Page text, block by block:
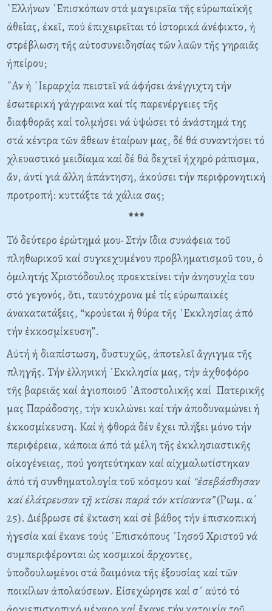
῾Ελλήνων ᾿Επισκόπων στά μαγειρεῖα τῆς εὐρωπαϊκῆς
ἀθεΐας, ἐκεῖ, πού ἐπιχειρεῖται τό ἱστορικά ἀνέφικτο, ἡ
στρέβλωση τῆς αὐτοσυνειδησίας τῶν λαῶν τῆς γηραιᾶς
ἠπείρου;
῎Αν ἡ ῾Ιεραρχία πειστεῖ νά ἀφήσει ἀνέγγιχτη τήν
ἐσωτερική γάγγραινα καί τίς παρενέργειες τῆς
διαφθορᾶς καί τολμήσει νά ὑψώσει τό ἀνάστημά της
στά κέντρα τῶν ἄθεων ἑταίρων μας, δέ θά συναντήσει τό
χλευαστικό μειδίαμα καί δέ θά δεχτεῖ ἠχηρό ράπισμα,
ἄν, ἀντί γιά ἄλλη ἀπάντηση, ἀκούσει τήν περιφρονητική
προτροπή: κυττάξτε τά χάλια σας;
***
Τό δεύτερο ἐρώτημά μου· Στήν ἴδια συνάφεια τοῦ
πληθωρικοῦ καί συγκεχυμένου προβληματισμοῦ του, ὁ
ὁμιλητής Χριστόδουλος προεκτείνει τήν ἀνησυχία του
στό γεγονός, ὅτι, ταυτόχρονα μέ τίς εὐρωπαϊκές
ἀνακατατάξεις, “κρούεται ἡ θύρα τῆς ᾿Εκκλησίας ἀπό
τήν ἐκκοσμίκευση”.
Αὐτή ἡ διαπίστωση, δυστυχῶς, ἀποτελεῖ ἄγγιγμα τῆς
πληγῆς. Τήν ἑλληνική ᾿Εκκλησία μας, τήν ἀχθοφόρο
τῆς βαρειᾶς καί ἁγιοποιοῦ ᾿Αποστολικῆς καί Πατερικῆς
μας Παράδοσης, τήν κυκλώνει καί τήν ἀποδυναμώνει ἡ
ἐκκοσμίκευση. Καί ἡ φθορά δέν ἔχει πλήξει μόνο τήν
περιφέρεια, κάποια ἀπό τά μέλη τῆς ἐκκλησιαστικῆς
οἰκογένειας, πού γοητεύτηκαν καί αἰχμαλωτίστηκαν
ἀπό τή συνθηματολογία τοῦ κόσμου καί “ἐσεβάσθησαν
καί ἐλάτρευσαν τῇ κτίσει παρά τόν κτίσαντα”(Ρωμ. α΄
25). Διέβρωσε σέ ἔκταση καί σέ βάθος τήν ἐπισκοπική
ἡγεσία καί ἔκανε τούς ᾿Επισκόπους ᾿Ιησοῦ Χριστοῦ νά
συμπεριφέρονται ὡς κοσμικοί ἄρχοντες,
ὑποδουλωμένοι στά δαιμόνια τῆς ἐξουσίας καί τῶν
ποικίλων ἀπολαύσεων. Εἰσεχώρησε καί σ᾿ αὐτό τό